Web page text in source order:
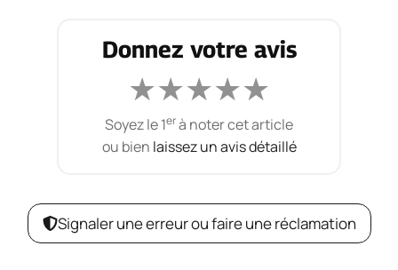
Donnez votre avis
★★★★★
Soyez le 1erà noter cet article
ou bien laissez un avis détaillé
Signaler une erreur ou faire une réclamation